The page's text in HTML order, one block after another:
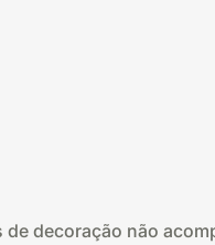
decoração não